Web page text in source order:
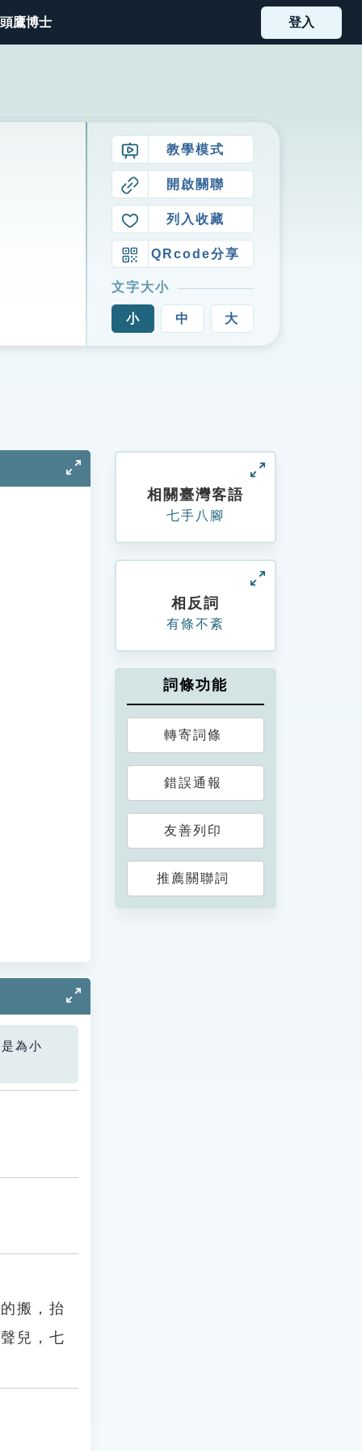
鷹博士 登入
教學模式
開啟關聯
列入收藏
QRcode分享
文字大小
小 中 大
為小
搬，抬
兒，七
相關臺灣客語
七手八腳
相反詞
有條不紊
詞條功能
轉寄詞條
錯誤通報
友善列印
推薦關聯詞